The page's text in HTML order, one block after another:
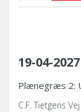
19-04-2027
Plænegræs 2:
C.F. Tietgens